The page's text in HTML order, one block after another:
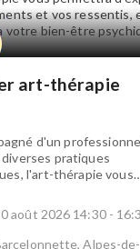
art-thérapie
d'un
pratiques
l'art-thérapie vous
et améliorera
psychique.
août 2026 14:30 -
Alpes-de-